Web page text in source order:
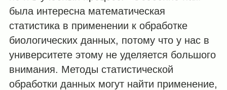
была интересна математическая
статистика в применении к обработке
биологических данных, потому что у нас в
университете этому не уделяется большого
внимания. Методы статистической
обработки данных могут найти применение,